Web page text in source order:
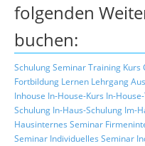
folgenden
buchen:
SchulungSeminarTraining Kurs
Fortbildung Lernen Lehrgang
Inhouse In-House-Kurs In-
Schulung In-Haus-Schulung Im-
Hausinternes Seminar
Seminar Individuelles Seminar